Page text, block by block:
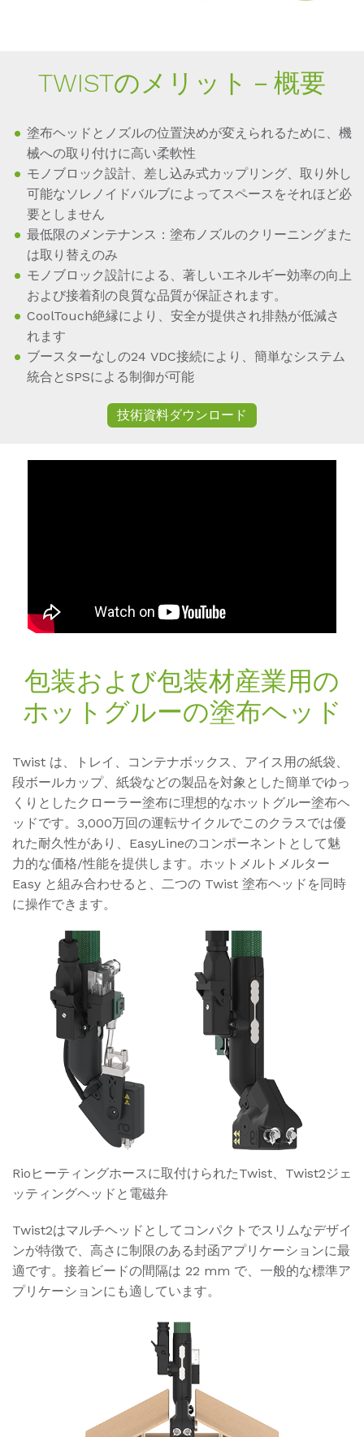
TWISTのメリット－概要
塗布ヘッドとノズルの位置決めが変えられるために、機
械への取り付けに高い柔軟性
モノブロック設計、差し込み式カップリング、取り外し
可能なソレノイドバルブによってスペースをそれほど必
要としません
最低限のメンテナンス：塗布ノズルのクリーニングまた
は取り替えのみ
モノブロック設計による、著しいエネルギー効率の向上
および接着剤の良質な品質が保証されます。
CoolTouch絶縁により、安全が提供され排熱が低減さ
れます
ブースターなしの24 VDC接続により、簡単なシステム
統合とSPSによる制御が可能
技術資料ダウンロード
包装および包装材産業用の
ホットグルーの塗布ヘッド
Twist は、トレイ、コンテナボックス、アイス用の紙袋、
段ボールカップ、紙袋などの製品を対象とした簡単でゆっ
くりとしたクローラー塗布に理想的なホットグルー塗布ヘ
ッドです。3,000万回の運転サイクルでこのクラスでは優
れた耐久性があり、EasyLineのコンポーネントとして魅
力的な価格/性能を提供します。ホットメルトメルター
Easy と組み合わせると、二つの Twist 塗布ヘッドを同時
に操作できます。
Rio ヒーティングホースに取付けられたTwist、 Twist2ジェ
ッティングヘッドと電磁弁
Twist2はマルチヘッドとしてコンパクトでスリムなデザイ
ンが特徴で、高さに制限のある封函アプリケーションに最
適です。接着ビードの間隔は 22 mm で、一般的な標準ア
プリケーションにも適しています。